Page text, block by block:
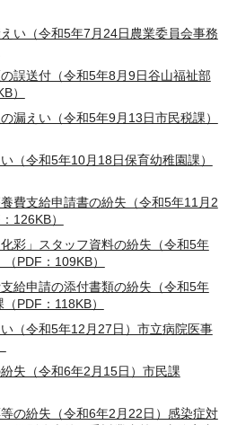
い（令和5年7月24日農業委員会事務
誤送付（令和5年8月9日谷山福祉部
）
漏えい（令和5年9月13日市民税課）
（令和5年10月18日保育幼稚園課）
費支給申請書の紛失（令和5年11月2
126KB）
化彩」スタッフ資料の紛失（令和5年
PDF：109KB）
給申請の添付書類の紛失（令和5年
PDF：118KB）
（令和5年12月27日）市立病院医事
失（令和6年2月15日）市民課
の紛失（令和6年2月22日）感染症対